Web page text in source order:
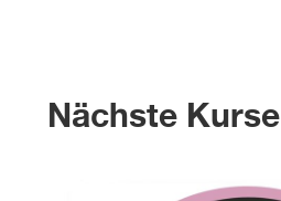
Nächste Kurse